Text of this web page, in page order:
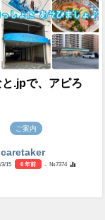
.jpで、アピろ
ご案内
caretaker
3/15 6 年前
- №7374